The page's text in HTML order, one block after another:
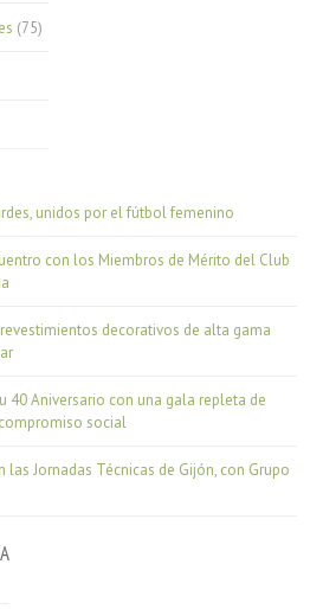
(75)
unidos por el fútbol femenino
con los Miembros de Mérito del Club
decorativos de alta gama
40 Aniversario con una gala repleta de
social
las Jornadas Técnicas de Gijón, con Grupo